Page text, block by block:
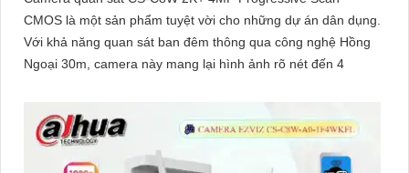
CMOS là một sản phẩm tuyệt vời cho những dự án dân dụng.
Với khả năng quan sát ban đêm thông qua công nghệ Hồng
Ngoại 30m, camera này mang lại hình ảnh rõ nét đến 4